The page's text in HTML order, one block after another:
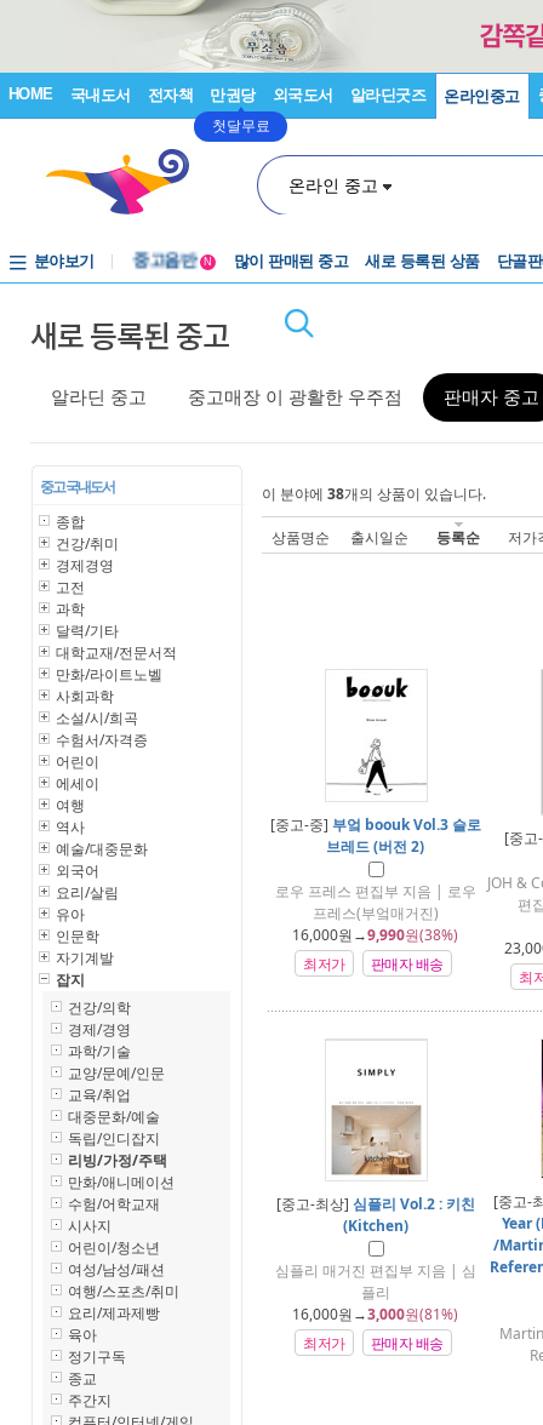
HOME 국내도서 전자책 만권당
첫달무료
외국도서 알라딘굿즈 온라인중고
온라인 중고
분야보기
중고음반
중고음반
N 많이 판매된 중고 새로 등록된 상품 단골
새로 등록된 중고
알라딘 중고 중고매장 이 광활한 우주점 판매자 중고
중고 국내도서
종합
건강/취미
경제경영
고전
과학
달력/기타
대학교재/전문서적
만화/라이트노벨
사회과학
소설/시/희곡
수험서/자격증
어린이
에세이
여행
역사
예술/대중문화
외국어
요리/살림
유아
인문학
자기계발
잡지
건강/의학
경제/경영
과학/기술
교양/문예/인문
교육/취업
대중문화/예술
독립/인디잡지
리빙/가정/주택
만화/애니메이션
수험/어학교재
시사지
어린이/청소년
여성/남성/패션
여행/스포츠/취미
요리/제과제빵
육아
정기구독
종교
주간지
이 분야에 38개의 상품이 있습니다.
상품명순 출시일순 등록순 저가
[중고-중] 부엌 boouk Vol.3 슬로
브레드 (버전 2)
로우 프레스 편집부 지음 | 로우
프레스(부엌매거진)
16,000원→9,990원(38%)
최저가
판매자 배송
[중
JOH &
편
최
[중고-최상] 심플리 Vol.2 : 키친
(Kitchen)
심플리 매거진 편집부 지음 | 심
플리
16,000원→3,000원(81%)
최저가
판매자 배송
[중고-
Year
/